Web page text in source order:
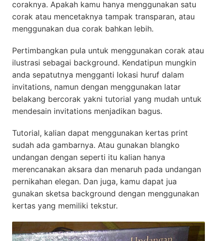
coraknya. Apakah kamu hanya menggunakan satu
corak atau mencetaknya tampak transparan, atau
menggunakan dua corak bahkan lebih.
Pertimbangkan pula untuk menggunakan corak atau
ilustrasi sebagai background. Kendatipun mungkin
anda sepatutnya mengganti lokasi huruf dalam
invitations, namun dengan menggunakan latar
belakang bercorak yakni tutorial yang mudah untuk
mendesain invitations menjadikan bagus.
Tutorial, kalian dapat menggunakan kertas print
sudah ada gambarnya. Atau gunakan blangko
undangan dengan seperti itu kalian hanya
merencanakan aksara dan menaruh pada undangan
pernikahan elegan. Dan juga, kamu dapat jua
gunakan sketsa background dengan menggunakan
kertas yang memiliki tekstur.